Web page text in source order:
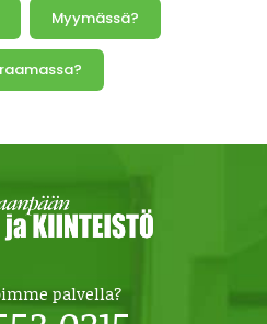
Myymässä?
palvella?